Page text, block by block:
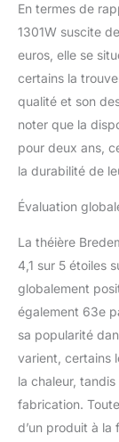
En termes de
1301W suscite
euros, elle se
certains la
qualité et son
noter que la
pour deux ans,
la durabilité de
Évaluation
La théière
4,1 sur 5 étoiles
globalement
également 63e
sa popularité
varient, certains
la chaleur,
fabrication.
d’un produit à